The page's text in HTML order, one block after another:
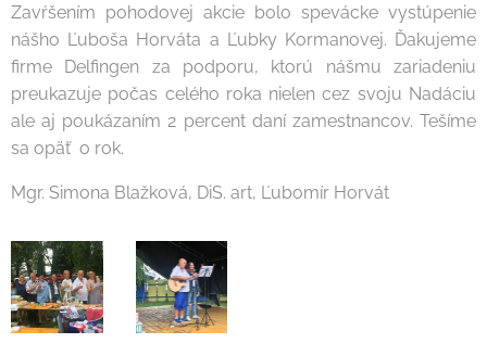
Zavŕšením pohodovej akcie bolo spevácke vystúpenie
nášho Ľuboša Horváta a Ľubky Kormanovej. Ďakujeme
firme Delfingen za podporu, ktorú nášmu zariadeniu
preukazuje počas celého roka nielen cez svoju Nadáciu
ale aj poukázaním 2 percent daní zamestnancov. Tešíme
sa opäť o rok.
Mgr. Simona Blažková, DiS. art, Ľubomír Horvát